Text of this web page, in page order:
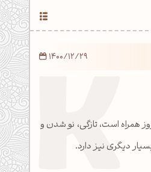
همراه است، تازگی، نو شدن و
دیگری نیز دارد.
1400/12/29